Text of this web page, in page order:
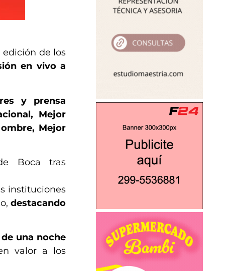
de los
en vivo a
y prensa
Mejor
Mejor
Boca tras
instituciones
destacando
una noche
valor a los